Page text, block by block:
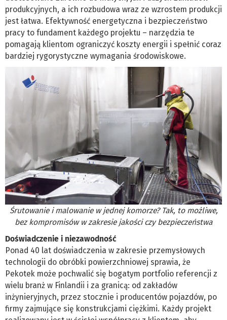
produkcyjnych, a ich rozbudowa wraz ze wzrostem produkcji
jest łatwa. Efektywność energetyczna i bezpieczeństwo
pracy to fundament każdego projektu – narzędzia te
pomagają klientom ograniczyć koszty energii i spełnić coraz
bardziej rygorystyczne wymagania środowiskowe.
Śrutowanie i malowanie w jednej komorze? Tak, to możliwe,
bez kompromisów w zakresie jakości czy bezpieczeństwa
Doświadczenie i niezawodność
Ponad 40 lat doświadczenia w zakresie przemysłowych
technologii do obróbki powierzchniowej sprawia, że
Pekotek może pochwalić się bogatym portfolio referencji z
wielu branż w Finlandii i za granicą: od zakładów
inżynieryjnych, przez stocznie i producentów pojazdów, po
firmy zajmujące się konstrukcjami ciężkimi. Każdy projekt